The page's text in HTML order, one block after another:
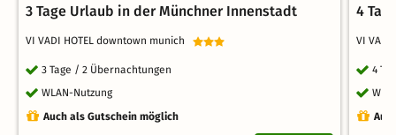
3 Tage Urlaub in der Münchner Innenstadt
VI VADI HOTEL downtown munich
3 Tage / 2 Übernachtungen
WLAN-Nutzung
Auch als Gutschein möglich
4
VI
4